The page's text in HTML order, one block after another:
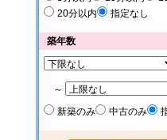
20分以内
指定なし
築年数
～
新築のみ
中古のみ